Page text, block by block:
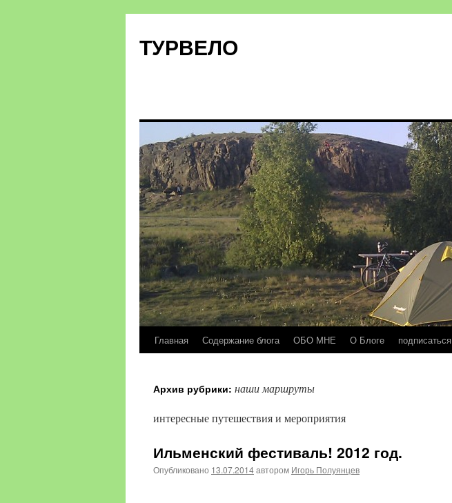
ТУРВЕЛО
Перейти
содержимому
Главная Содержание блога ОБО МНЕ О Блоге подписаться
Архив рубрики: наши маршруты
интересные путешествия и мероприятия
Ильменский фестиваль! 2012 год.
Опубликовано 13.07.2014автором Игорь Полуянцев